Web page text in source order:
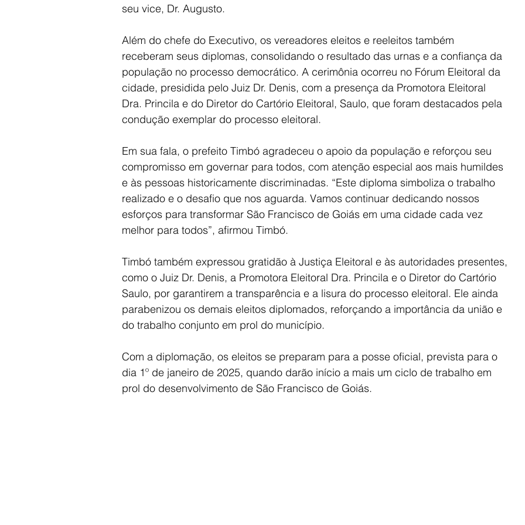
seu vice, Dr. Augusto.
Além do chefe do Executivo, os vereadores eleitos e reeleitos também
receberam seus diplomas, consolidando o resultado das urnas e a confiança da
população no processo democrático. A cerimônia ocorreu no Fórum Eleitoral da
cidade, presidida pelo Juiz Dr. Denis, com a presença da Promotora Eleitoral
Dra. Princila e do Diretor do Cartório Eleitoral, Saulo, que foram destacados pela
condução exemplar do processo eleitoral.
Em sua fala, o prefeito Timbó agradeceu o apoio da população e reforçou seu
compromisso em governar para todos, com atenção especial aos mais humildes
e às pessoas historicamente discriminadas. “Este diploma simboliza o trabalho
realizado e o desafio que nos aguarda. Vamos continuar dedicando nossos
esforços para transformar São Francisco de Goiás em uma cidade cada vez
melhor para todos”, afirmou Timbó.
Timbó também expressou gratidão à Justiça Eleitoral e às autoridades presentes,
como o Juiz Dr. Denis, a Promotora Eleitoral Dra. Princila e o Diretor do Cartório
Saulo, por garantirem a transparência e a lisura do processo eleitoral. Ele ainda
parabenizou os demais eleitos diplomados, reforçando a importância da união e
do trabalho conjunto em prol do município.
Com a diplomação, os eleitos se preparam para a posse oficial, prevista para o
dia 1º de janeiro de 2025, quando darão início a mais um ciclo de trabalho em
prol do desenvolvimento de São Francisco de Goiás.